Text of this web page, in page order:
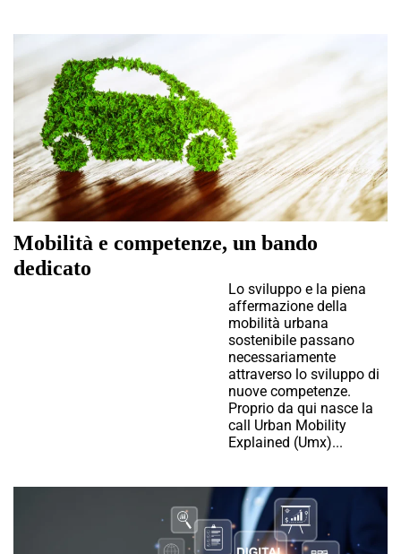
Mobilità e competenze, un bando
dedicato
Lo sviluppo e la piena
affermazione della
mobilità urbana
sostenibile passano
necessariamente
attraverso lo sviluppo di
nuove competenze.
Proprio da qui nasce la
call Urban Mobility
Explained (Umx)...